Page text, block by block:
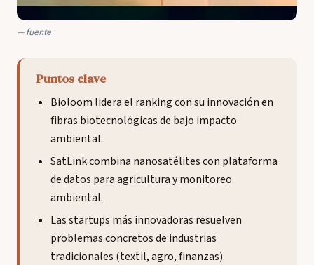
fuente
Puntos clave
Bioloom lidera el ranking con su innovación en
fibras biotecnológicas de bajo impacto
ambiental.
SatLink combina nanosatélites con plataforma
de datos para agricultura y monitoreo
ambiental.
Las startups más innovadoras resuelven
problemas concretos de industrias
tradicionales (textil, agro, finanzas).